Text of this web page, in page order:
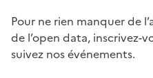
Pour ne rien manquer de
de l’open data, inscrivez-
suivez nos événements.